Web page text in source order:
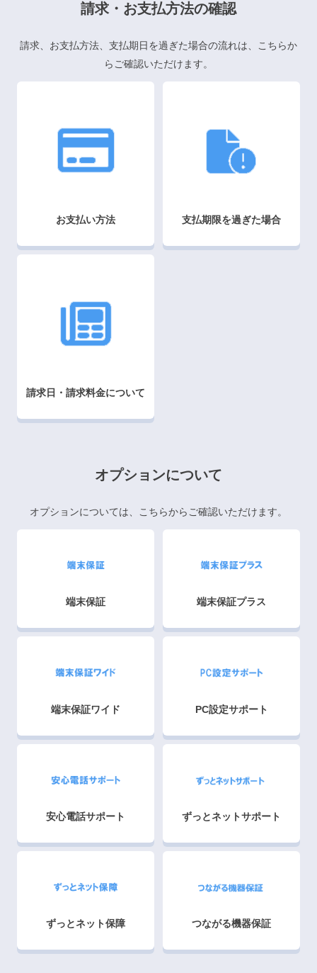
請求・お支払方法の確認
請求、お支払方法、支払期日を過ぎた場合の流れは、こちらか
らご確認いただけます。
お支払い方法 支払期限を過ぎた場合
請求日・請求料金について
オプションについて
オプションについては、こちらからご確認いただけます。
端末保証 端末保証プラス
端末保証ワイド PC設定サポート
安心電話サポート ずっとネットサポート
ずっとネット保障 つながる機器保証